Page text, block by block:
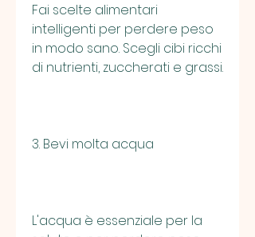
Fai scelte alimentari
intelligenti per perdere peso
in modo sano. Scegli cibi ricchi
di nutrienti, zuccherati e grassi.
3. Bevi molta acqua
L'acqua è essenziale per la